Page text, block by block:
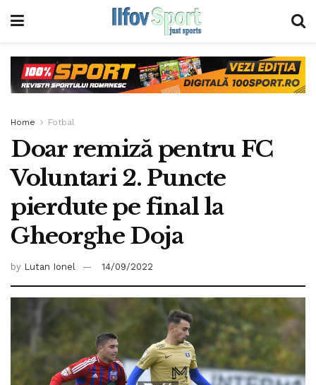
Home Fotbal
Doar remiză pentru FC
Voluntari 2. Puncte
pierdute pe final la
Gheorghe Doja
by Lutan Ionel 14/09/2022